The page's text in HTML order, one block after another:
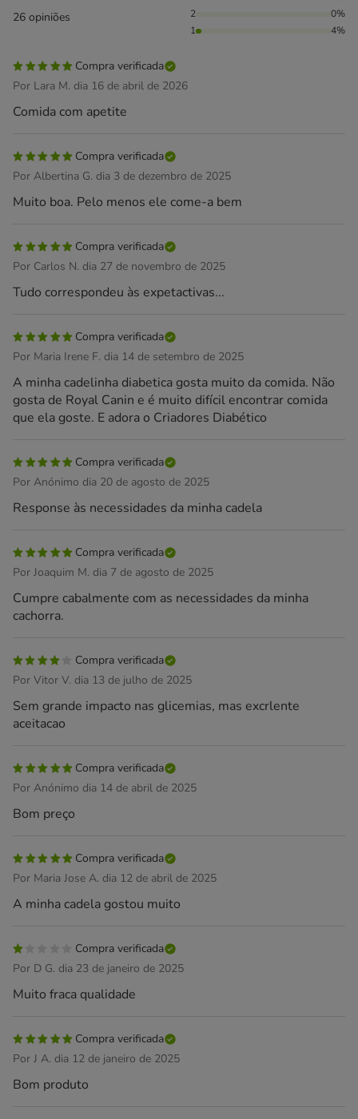
26 opiniões
2
0%
1
4%
Compra verificada
Por Lara M. dia 16 de abril de 2026
Comida com apetite
Compra verificada
Por Albertina G. dia 3 de dezembro de 2025
Muito boa. Pelo menos ele come-a bem
Compra verificada
Por Carlos N. dia 27 de novembro de 2025
Tudo correspondeu às expetactivas...
Compra verificada
Por Maria Irene F. dia 14 de setembro de 2025
A minha cadelinha diabetica gosta muito da comida. Não
gosta de Royal Canin e é muito difícil encontrar comida
que ela goste. E adora o Criadores Diabético
Compra verificada
Por Anónimo dia 20 de agosto de 2025
Response às necessidades da minha cadela
Compra verificada
Por Joaquim M. dia 7 de agosto de 2025
Cumpre cabalmente com as necessidades da minha
cachorra.
Compra verificada
Por Vitor V. dia 13 de julho de 2025
Sem grande impacto nas glicemias, mas excrlente
aceitacao
Compra verificada
Por Anónimo dia 14 de abril de 2025
Bom preço
Compra verificada
Por Maria Jose A. dia 12 de abril de 2025
A minha cadela gostou muito
Compra verificada
Por D G. dia 23 de janeiro de 2025
Muito fraca qualidade
Compra verificada
Por J A. dia 12 de janeiro de 2025
Bom produto